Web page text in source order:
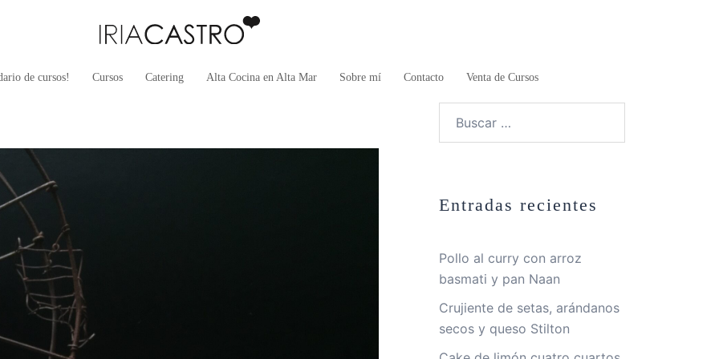
de cursos! Cursos Catering Alta Cocina en Alta Mar Sobre mí Contacto Venta de Cursos
Entradas recientes
Pollo al curry con arroz
basmati y pan Naan
Crujiente de setas, arándanos
secos y queso Stilton